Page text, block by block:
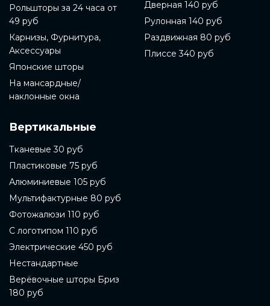
Рольшторы за 24 часа от
49 руб
Карнизы, Фурнитура,
Аксессуары
Японские шторы
На мансардные/
наклонные окна
Вертикальные
Тканевые 30 руб
Пластиковые 75 руб
Алюминиевые 105 руб
Мультифактурные 80 руб
Фотожалюзи 110 руб
С логотипом 110 руб
Электрические 450 руб
Нестандартные
Верёвочные шторы Бриз
180 руб
Дверная 140 руб
Рулонная 140 руб
Раздвижная 80 руб
Плиссе 340 руб